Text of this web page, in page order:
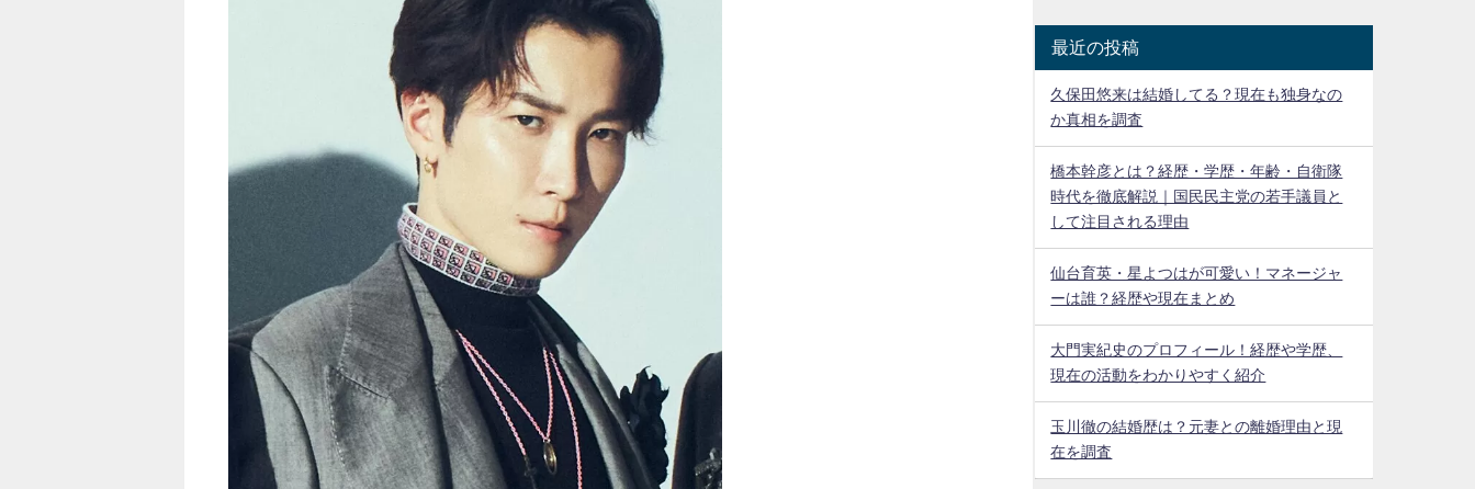
最近の投稿
久保田悠来は結婚してる？現在も独身なの
か真相を調査
橋本幹彦とは？経歴・学歴・年齢・自衛隊
時代を徹底解説｜国民民主党の若手議員と
して注目される理由
仙台育英・星よつはが可愛い！マネージャ
ーは誰？経歴や現在まとめ
大門実紀史のプロフィール！経歴や学歴、
現在の活動をわかりやすく紹介
玉川徹の結婚歴は？元妻との離婚理由と現
在を調査